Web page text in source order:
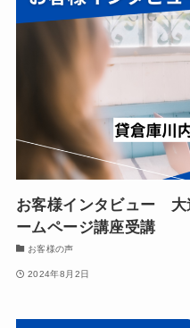
お客様インタビュー
ームページ講座受講
お客様の声
2024年8月2日